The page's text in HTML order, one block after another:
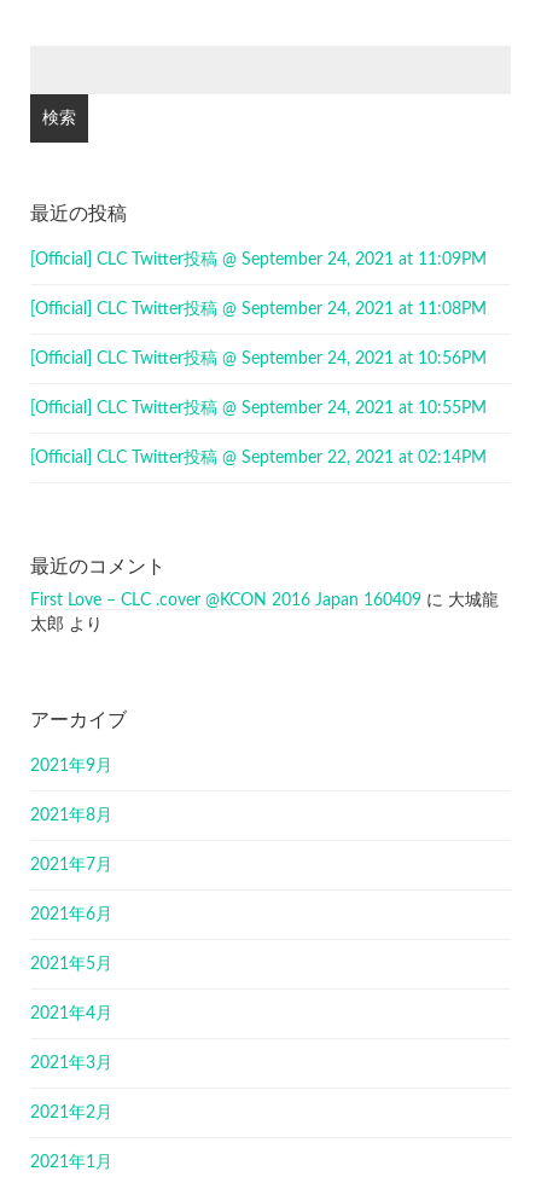
最近の投稿
[Official] CLC Twitter投稿 @ September 24, 2021 at 11:09PM
[Official] CLC Twitter投稿 @ September 24, 2021 at 11:08PM
[Official] CLC Twitter投稿 @ September 24, 2021 at 10:56PM
[Official] CLC Twitter投稿 @ September 24, 2021 at 10:55PM
[Official] CLC Twitter投稿 @ September 22, 2021 at 02:14PM
最近のコメント
First Love – CLC .cover @KCON 2016 Japan 160409 に 大城龍
太郎 より
アーカイブ
2021年9月
2021年8月
2021年7月
2021年6月
2021年5月
2021年4月
2021年3月
2021年2月
2021年1月